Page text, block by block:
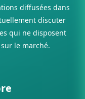
diffusées dans
discuter
qui ne disposent
le marché.